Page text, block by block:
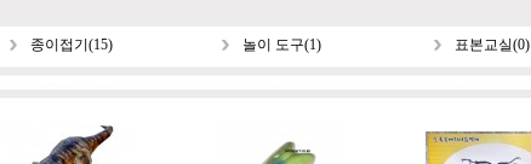
종이접기(15)
놀이 도구(1) 표본교실(0)